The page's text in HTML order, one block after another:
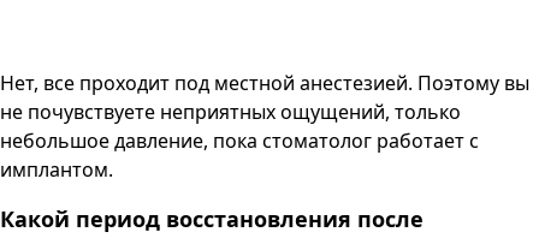
Нет, все проходит под местной анестезией. Поэтому вы
не почувствуете неприятных ощущений, только
небольшое давление, пока стоматолог работает с
имплантом.
Какой период восстановления после